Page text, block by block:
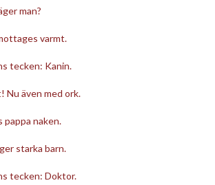
man?
varmt.
tecken: Kanin.
Nu även med ork.
pappa naken.
starka barn.
tecken: Doktor.